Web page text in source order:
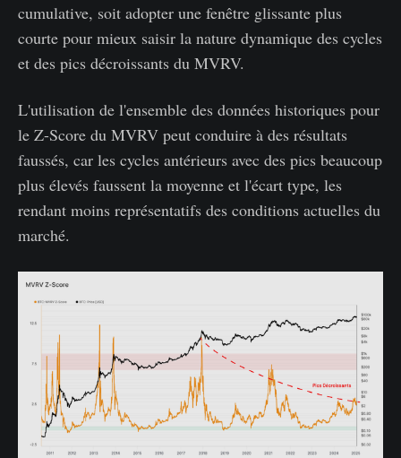
cumulative, soit adopter une fenêtre glissante plus
courte pour mieux saisir la nature dynamique des cycles
et des pics décroissants du MVRV.
L'utilisation de l'ensemble des données historiques pour
le Z-Score du MVRV peut conduire à des résultats
faussés, car les cycles antérieurs avec des pics beaucoup
plus élevés faussent la moyenne et l'écart type, les
rendant moins représentatifs des conditions actuelles du
marché.